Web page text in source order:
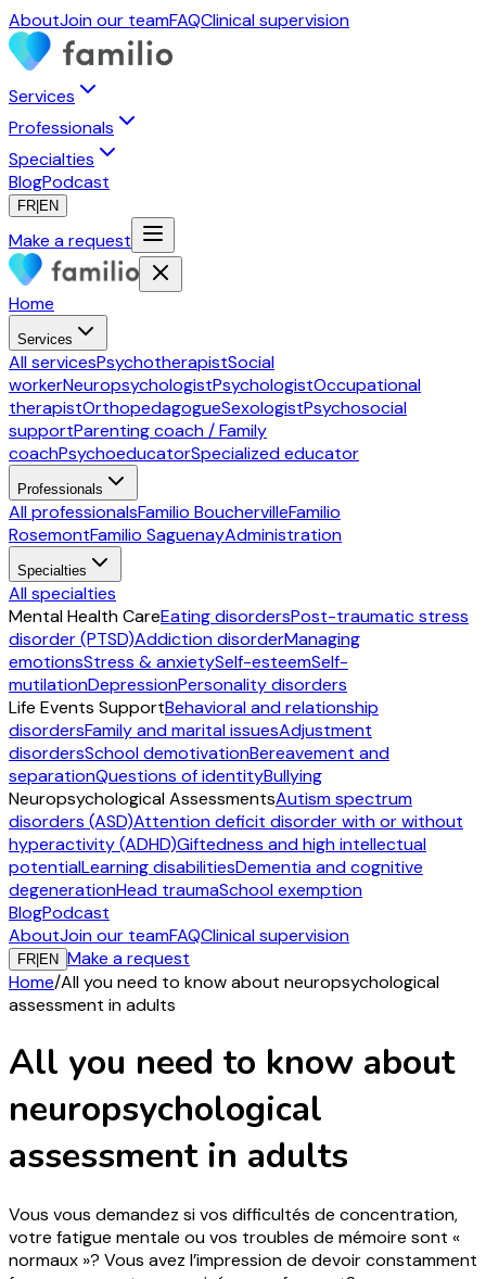
AboutJoin our teamFAQClinical supervision
Services
Professionals
Specialties
BlogPodcast
FR EN
Make a request
Home
Services
All servicesPsychotherapistSocial
workerNeuropsychologistPsychologistOccupational
therapistOrthopedagogueSexologistPsychosocial
supportParenting coach / Family
coachPsychoeducatorSpecialized educator
Professionals
All professionalsFamilio BouchervilleFamilio
RosemontFamilio SaguenayAdministration
Specialties
All specialties
Mental Health CareEating disordersPost-traumatic stress
disorder (PTSD)Addiction disorderManaging
emotionsStress & anxietySelf-esteemSelf-
mutilationDepressionPersonality disorders
Life Events SupportBehavioral and relationship
disordersFamily and marital issuesAdjustment
disordersSchool demotivationBereavement and
separationQuestions of identityBullying
Neuropsychological AssessmentsAutism spectrum
disorders (ASD)Attention deficit disorder with or without
hyperactivity (ADHD)Giftedness and high intellectual
potentialLearning disabilitiesDementia and cognitive
degenerationHead traumaSchool exemption
BlogPodcast
AboutJoin our teamFAQClinical supervision
FR EN Make a request
Home/All you need to know about neuropsychological
assessment in adults
All you need to know about
neuropsychological
assessment in adults
Vous vous demandez si vos difficultés de concentration,
votre fatigue mentale ou vos troubles de mémoire sont «
normaux »? Vous avez l’impression de devoir constamment